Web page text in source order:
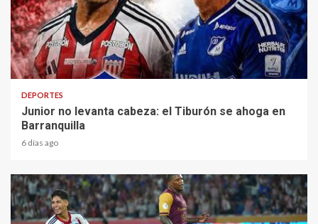
2 min read
DEPORTES
Junior no levanta cabeza: el Tiburón se ahoga en
Barranquilla
6 días ago